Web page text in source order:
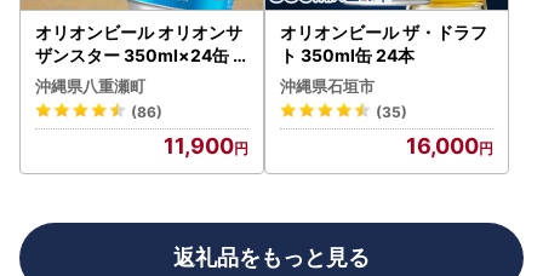
オリオンビール オリオンサ
ザンスター 350ml×24缶
【価格改定YB】
沖縄県八重瀬町
(86)
11,900
オリオンビール ザ・ドラフ
ト 350ml缶 24本
沖縄県石垣市
(35)
16,000
返礼品をもっと見る